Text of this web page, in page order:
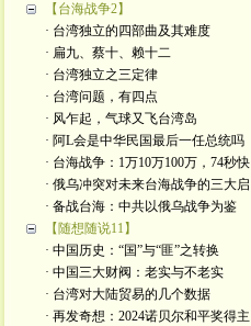
【台海战争2】
· 台湾独立的四部曲及其难度
· 扁九、蔡十、赖十二
· 台湾独立之三定律
· 台湾问题，有四点
· 风乍起，气球又飞台湾岛
· 阿L会是中华民国最后一任总统吗
· 台海战争：1万10万100万，74秒快
· 俄乌冲突对未来台海战争的三大启
· 备战台海：中共以俄乌战争为鉴
【随想随说11】
· 中国历史：“国”与“匪”之转换
· 中国三大财阀：老实与不老实
· 台湾对大陆贸易的几个数据
· 再发奇想：2024诺贝尔和平奖得主